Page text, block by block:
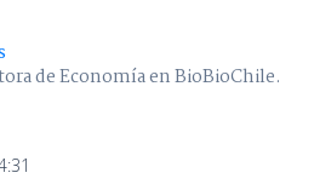
de Economía en BioBioChile.